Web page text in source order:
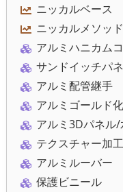
ニッカルベース
ニッカルメソッド
アルミハニカム
サンドイッチパ
アルミ配管継手
アルミゴールド
アルミ3Dパネル
テクスチャー加
アルミルーバー
保護ビニール